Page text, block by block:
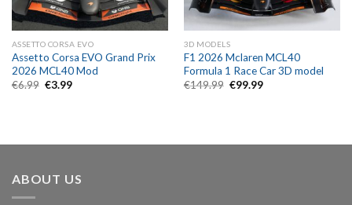
ASSETTO CORSA EVO
Assetto Corsa EVO Grand Prix
2026 MCL40 Mod
€6.99 Original
€3.99Current
3D MODELS
F1 2026 Mclaren MCL40
Formula 1 Race Car 3D model
€149.99 Original
€99.99Current
ABOUT US